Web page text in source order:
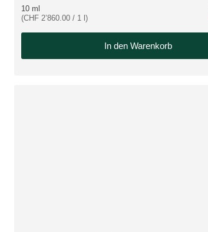
10 ml
(CHF 2’860.00 / 1 l)
In den Warenkorb